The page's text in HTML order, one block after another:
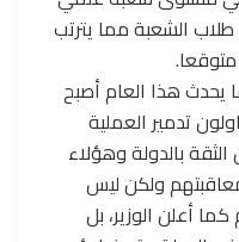
الشعبة مما يترتب
يحدث هذا العام أصبح
تدمير العملية
بالدولة وهؤلاء
ولكن ليس
كما أعلن الوزير، بل